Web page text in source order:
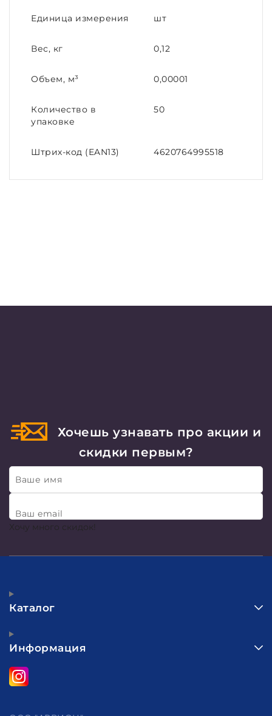
Единица измерения шт
Вес, кг 0,12
Объем, м³ 0,00001
Количество в
упаковке
50
Штрих-код (EAN13) 4620764995518
Хочешь узнавать про акции и
скидки первым?
Ваше имя
Ваш email
Хочу много скидок!
Каталог
Информация